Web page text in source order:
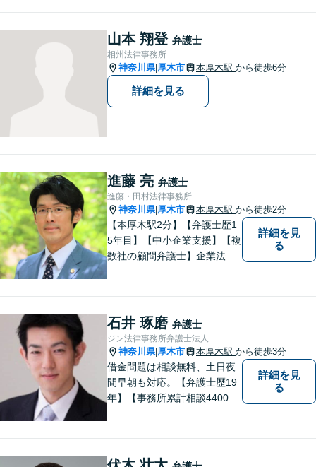
B面談可】【本厚木駅1分】
山本 翔登 弁護士
相州法律事務所
神奈川県| 厚木市 本厚木駅 から徒歩6分
詳細を見る
進藤 亮 弁護士
進藤・田村法律事務所
神奈川県| 厚木市 本厚木駅 から徒歩2分
【本厚木駅2分】【弁護士歴1
5年目】【中小企業支援】【複
数社の顧問弁護士】企業法
般民事…交通事故｜労働｜不
動産｜相続｜借金問題
詳細を見
る
石井 琢磨 弁護士
ジン法律事務所弁護士法人
神奈川県| 厚木市 本厚木駅 から徒歩3分
借金問題は相談無料、土日夜
間早朝も対応。【弁護士歴19
年】【事務所累計相談4400件
男女問題
詳細を見
る